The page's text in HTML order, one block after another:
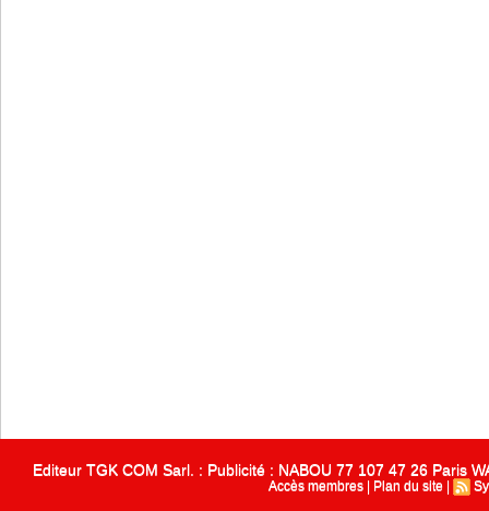
Editeur TGK COM Sarl. : Publicité : NABOU 77 107 47 26 Paris
Accès membres Plan du site